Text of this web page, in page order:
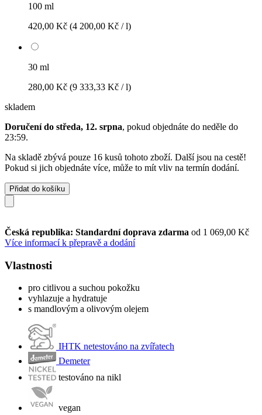
100 ml
420,00 Kč (4 200,00 Kč / l)
30 ml
280,00 Kč (9 333,33 Kč / l)
skladem
Doručení do středa, 12. srpna, pokud objednáte do neděle do
23:59.
Na skladě zbývá pouze 16 kusů tohoto zboží. Další jsou na cestě!
Pokud si jich objednáte více, může to mít vliv na termín dodání.
Přidat do košíku
Česká republika: Standardní doprava zdarma od 1 069,00 Kč
Více informací k přepravě a dodání
Vlastnosti
pro citlivou a suchou pokožku
vyhlazuje a hydratuje
s mandlovým a olivovým olejem
IHTK netestováno na zvířatech
Demeter
testováno na nikl
vegan